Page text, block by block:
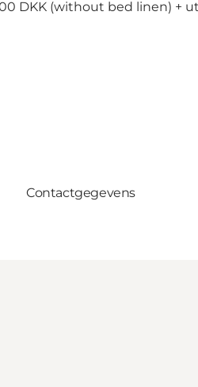
DKK (without bed linen) +
Contactgegevens